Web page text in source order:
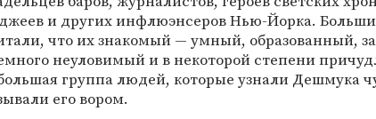
и других инфлюэнсеров Нью-Йорка.
что их знакомый — умный, образованный,
неуловимый и в некоторой степени
группа людей, которые узнали Дешмука
его вором.